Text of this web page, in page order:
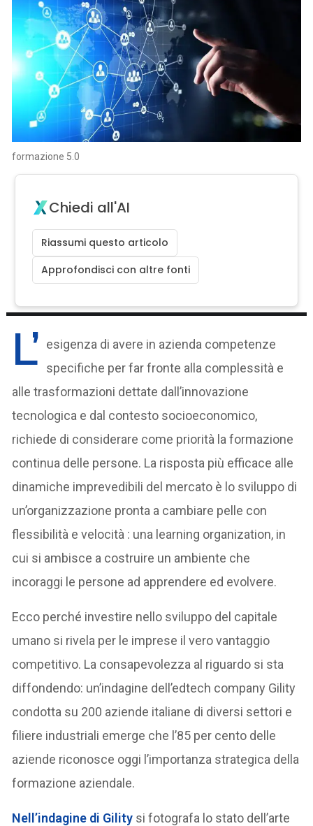
formazione 5.0
Chiedi all'AI
Riassumi questo articolo
Approfondisci con altre fonti
L’ esigenza di avere in azienda competenze
specifiche per far fronte alla complessità e
alle trasformazioni dettate dall’innovazione
tecnologica e dal contesto socioeconomico,
richiede di considerare come priorità la formazione
continua delle persone. La risposta più efficace alle
dinamiche imprevedibili del mercato è lo sviluppo di
un’organizzazione pronta a cambiare pelle con
flessibilità e velocità : una learning organization, in
cui si ambisce a costruire un ambiente che
incoraggi le persone ad apprendere ed evolvere.
Ecco perché investire nello sviluppo del capitale
umano si rivela per le imprese il vero vantaggio
competitivo. La consapevolezza al riguardo si sta
diffondendo: un’indagine dell’edtech company Gility
condotta su 200 aziende italiane di diversi settori e
filiere industriali emerge che l’85 per cento delle
aziende riconosce oggi l’importanza strategica della
formazione aziendale.
Nell’indagine di Gility si fotografa lo stato dell’arte